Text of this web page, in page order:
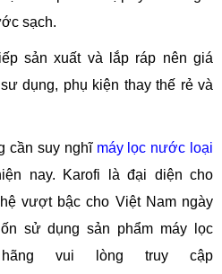
sạch.
sản xuất và lắp ráp nên giá
dụng, phụ kiện thay thế rẻ và
cần suy nghĩ máy lọc nước loại
nay. Karofi là đại diện cho
vượt bậc cho Việt Nam ngày
sử dụng sản phẩm máy lọc
vui lòng truy cập